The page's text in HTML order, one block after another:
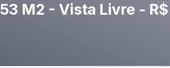
M2 - Vista Livre -